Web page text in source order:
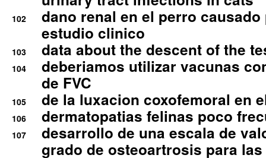
102
dano renal en el perro
estudio clinico
103 data about the descent of the
104
deberiamos utilizar vacunas
de FVC
105 de la luxacion coxofemoral en
106 dermatopatias felinas poco
107
desarrollo de una escala de
grado de osteoartrosis para